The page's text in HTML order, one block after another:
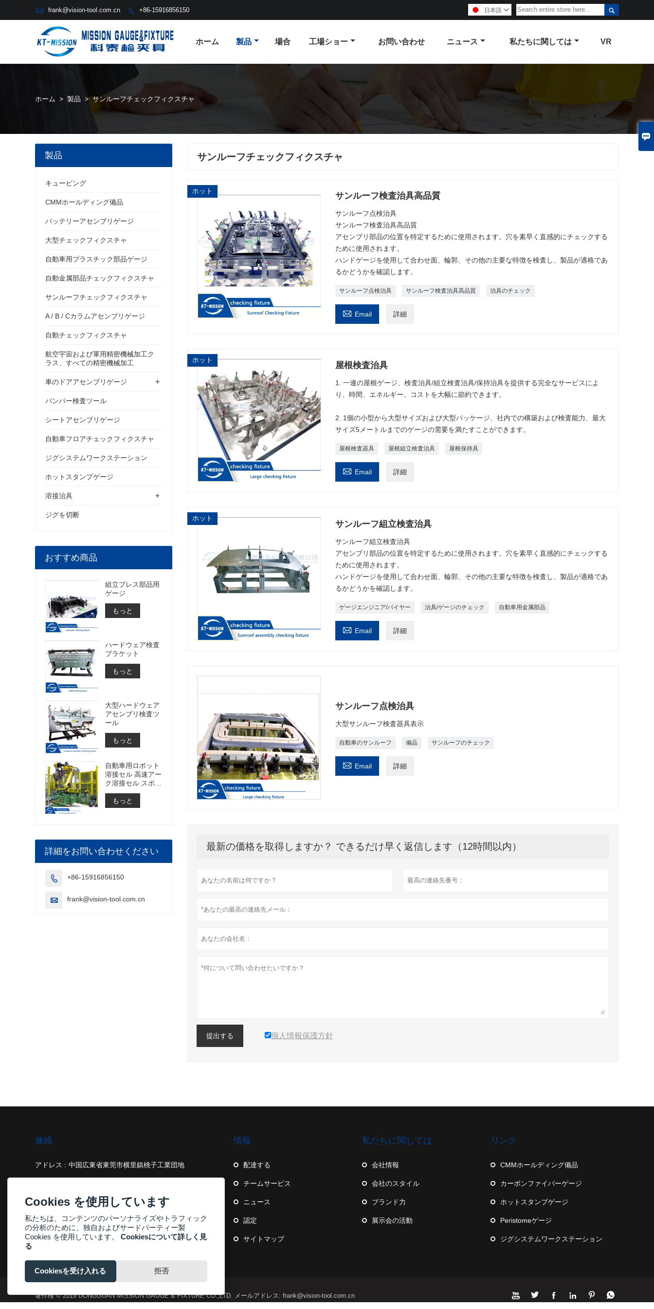

 frank@vision-tool.com.cn  +86-15916856150 
日本語 
ホーム 製品 場合 工場ショー お問い合わせ ニュース 私たちに関しては VR
ホーム > 製品 > サンルーフチェックフィクスチャ
サンルーフチェックフィクスチャ
ホット サンルーフ検査治具高品質
サンルーフ点検治具
サンルーフ検査治具高品質
アセンブリ部品の位置を特定するために使用されます。穴を素早く直感的にチェックする
ために使用されます。
ハンドゲージを使用して合わせ面、輪郭、その他の主要な特徴を検査し、製品が適格であ
るかどうかを確認します。
サンルーフ点検治具 サンルーフ検査治具高品質 治具のチェック
 Email 詳細
ホット
屋根検査治具
1. 一連の屋根ゲージ、検査治具/組立検査治具/保持治具を提供する完全なサービスによ
り、時間、エネルギー、コストを大幅に節約できます。
2. 1個の小型から大型サイズおよび大型パッケージ、社内での構築および検査能力、最大
サイズ5メートルまでのゲージの需要を満たすことができます。
屋根検査器具 屋根組立検査治具 屋根保持具
 Email 詳細
ホット
サンルーフ組立検査治具
サンルーフ組立検査治具
アセンブリ部品の位置を特定するために使用されます。穴を素早く直感的にチェックする
ために使用されます。
ハンドゲージを使用して合わせ面、輪郭、その他の主要な特徴を検査し、製品が適格であ
るかどうかを確認します。
ゲージエンジニア/バイヤー 治具/ゲージのチェック 自動車用金属部品
 Email 詳細
サンルーフ点検治具
大型サンルーフ検査器具表示
自動車のサンルーフ 備品 サンルーフのチェック
 Email 詳細
最新の価格を取得しますか？ できるだけ早く返信します（12時間以内）
提出する 個人情報保護方針
製品
キュービング
CMMホールディング備品
バッテリーアセンブリゲージ
大型チェックフィクスチャ
自動車用プラスチック部品ゲージ
自動金属部品チェックフィクスチャ
サンルーフチェックフィクスチャ
A / B / Cカラムアセンブリゲージ
自動チェックフィクスチャ
航空宇宙および軍用精密機械加工ク
ラス、すべての精密機械加工
+
車のドアアセンブリゲージ
バンパー検査ツール
シートアセンブリゲージ
自動車フロアチェックフィクスチャ
ジグシステムワークステーション
ホットスタンプゲージ
+
溶接治具
ジグを切断
おすすめ商品
組立プレス部品用
ゲージ
もっと
ハードウェア検査
ブラケット
もっと
大型ハードウェア
アセンブリ検査ツ
ール
もっと
自動車用ロボット
溶接セル 高速アー
ク溶接セル スポッ
ト溶接セルの構築
もっと
詳細をお問い合わせください
 +86-15916856150
 frank@vision-tool.com.cn
連絡
アドレス : 中国広東省東莞市横里鎮桃子工業団地
電話 : +86-15916856150
情報
配達する
チームサービス
ニュース
認定
サイトマップ
私たちに関しては
会社情報
会社のスタイル
ブランド力
展示会の活動
リンク
CMMホールディング備品
カーボンファイバーゲージ
ホットスタンプゲージ
Peristomeゲージ
ジグシステムワークステーション
     
著作権 © 2019 DONGGUAN MISSION GAUGE & FIXTURE CO.,LTD. メールアドレス: frank@vision-tool.com.cn
Cookies を使用しています
私たちは、コンテンツのパーソナライズやトラフィック
の分析のために、独自およびサードパーティー製
Cookies を使用しています。 Cookiesについて詳しく見
る
Cookiesを受け入れる 拒否